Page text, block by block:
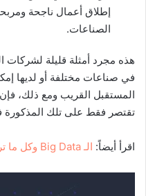
إطلاق أعمال ناجحة
الصناعات.
هذه مجرد أمثلة قليلة لشركات
في صناعات مختلفة أو لديها
المستقبل القريب ومع ذلك، فإن
تقتصر فقط على تلك المذكورة
اقرأ أيضاً: الـ Big Data وكل ما ترغب بمعرفته حول البيانات الضخمة